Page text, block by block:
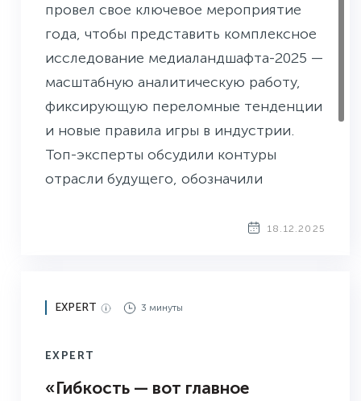
провел свое ключевое мероприятие
года, чтобы представить комплексное
исследование медиаландшафта-2025 —
масштабную аналитическую работу,
фиксирующую переломные тенденции
и новые правила игры в индустрии.
Топ-эксперты обсудили контуры
отрасли будущего, обозначили
кто увидел в деле технологию-прорыв
18.12.2025
EXPERT 3 минуты
EXPERT
«Гибкость — вот главное